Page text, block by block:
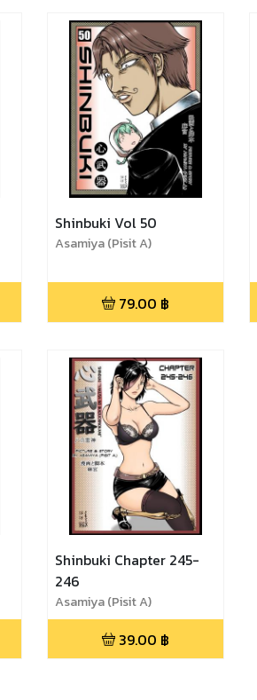
Shinbuki Vol 50
Asamiya (Pisit A)
79.00 ฿
Shinbuki Chapter 245-
246
Asamiya (Pisit A)
39.00 ฿